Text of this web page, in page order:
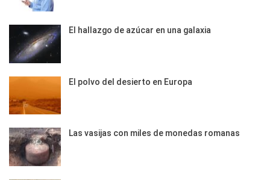
El hallazgo de azúcar en una galaxia
El polvo del desierto en Europa
Las vasijas con miles de monedas romanas